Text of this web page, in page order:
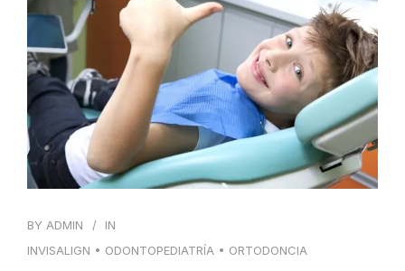
BY ADMIN
IN
INVISALIGN • ODONTOPEDIATRÍA • ORTODONCIA